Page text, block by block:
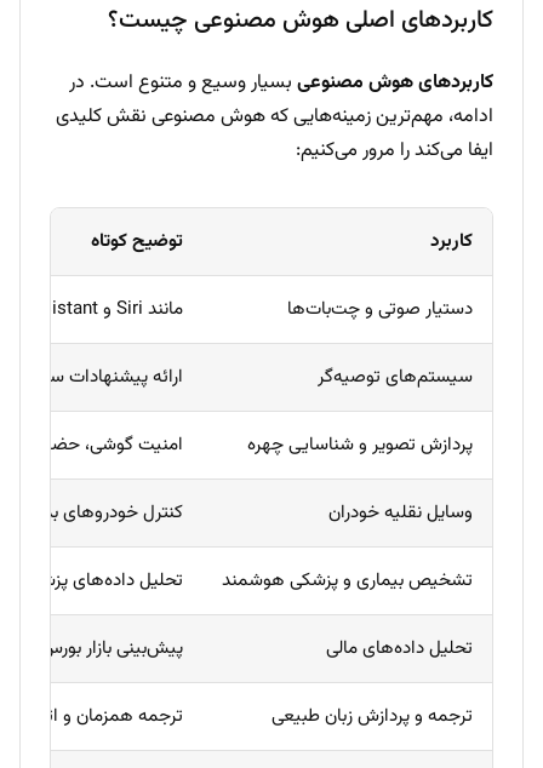
کاربردهای اصلی هوش مصنوعی چیست؟
کاربردهای هوش مصنوعی بسیار وسیع و متنوع است. در
ادامه، مهم‌ترین زمینه‌هایی که هوش مصنوعی نقش کلیدی
ایفا می‌کند را مرور می‌کنیم:
کاربرد توضیح کوتاه
دستیار صوتی و چت‌بات‌ها مانند Siri و Google Assistant؛ پاسخ به سوالات و انجام دستورات صوتی.
سیستم‌های توصیه‌گر ارائه پیشنهادات
پردازش تصویر و شناسایی چهره امنیت گوشی، حضور غیاب
وسایل نقلیه خودران کنترل خودروهای بدون
تشخیص بیماری و پزشکی هوشمند تحلیل داده‌های پزشکی
تحلیل داده‌های مالی پیش‌بینی بازار بورس،
ترجمه و پردازش زبان طبیعی ترجمه همزمان و